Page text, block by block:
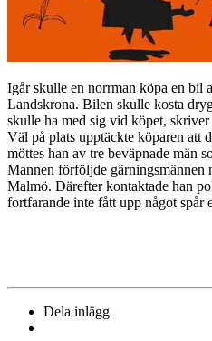
Igår skulle en norrman köpa en bil
Landskrona. Bilen skulle kosta
skulle ha med sig vid köpet,
Väl på plats upptäckte köparen att
möttes han av tre beväpnade män
Mannen förföljde gärningsmännen
Malmö. Därefter kontaktade han
fortfarande inte fått upp något spår
Dela inlägg